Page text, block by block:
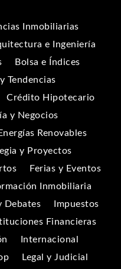
Inmobiliarias
e Ingeniería
Bolsa e Índices
Tendencias
Crédito Hipotecario
y Negocios
Energías Renovables
y Proyectos
Ferias y Eventos
Inmobiliaria
Debates
Impuestos
Financieras
Internacional
Legal y Judicial